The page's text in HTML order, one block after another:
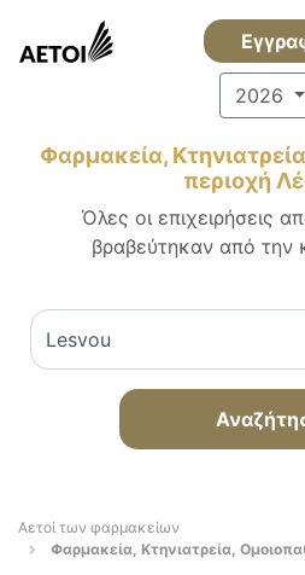
2026
Φαρμακεία,
περιοχή
Όλες οι επιχειρήσεις
βραβεύτηκαν από την
Αετοί των φαρμακείων
Φαρμακεία, Κτηνιατρεία,